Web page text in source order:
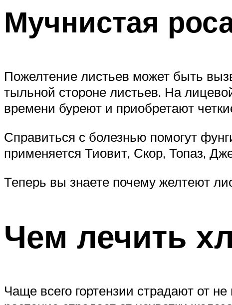
Мучнистая
Пожелтение листьев может быть
тыльной стороне листьев. На
времени буреют и приобретают
Справиться с болезнью помогут
применяется Тиовит, Скор, Топаз,
Теперь вы знаете почему желтеют
Чем лечить
Чаще всего гортензии страдают от